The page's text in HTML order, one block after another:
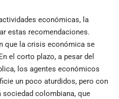
económicas, la
estas recomendaciones.
que la crisis económica se
el corto plazo, a pesar del
los agentes económicos
un poco aturdidos, pero con
sociedad colombiana, que